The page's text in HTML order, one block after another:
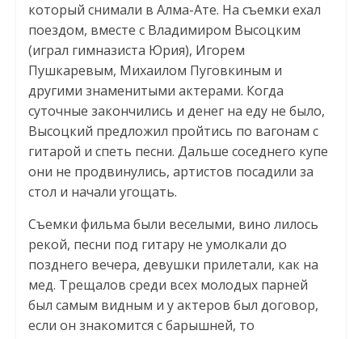
который снимали в Алма-Ате. На съемки ехал
поездом, вместе с Владимиром Высоцким
(играл гимназиста Юрия), Игорем
Пушкаревым, Михаилом Пуговкиным и
другими знаменитыми актерами. Когда
суточные закончились и денег на еду не было,
Высоцкий предложил пройтись по вагонам с
гитарой и спеть песни. Дальше соседнего купе
они не продвинулись, артистов посадили за
стол и начали угощать.
Съемки фильма были веселыми, вино лилось
рекой, песни под гитару не умолкали до
позднего вечера, девушки прилетали, как на
мед. Трещалов среди всех молодых парней
был самым видным и у актеров был договор,
если он знакомится с барышней, то